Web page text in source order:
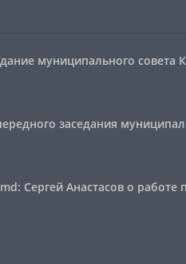
муниципального совета
заседания
Сергей Анастасов о